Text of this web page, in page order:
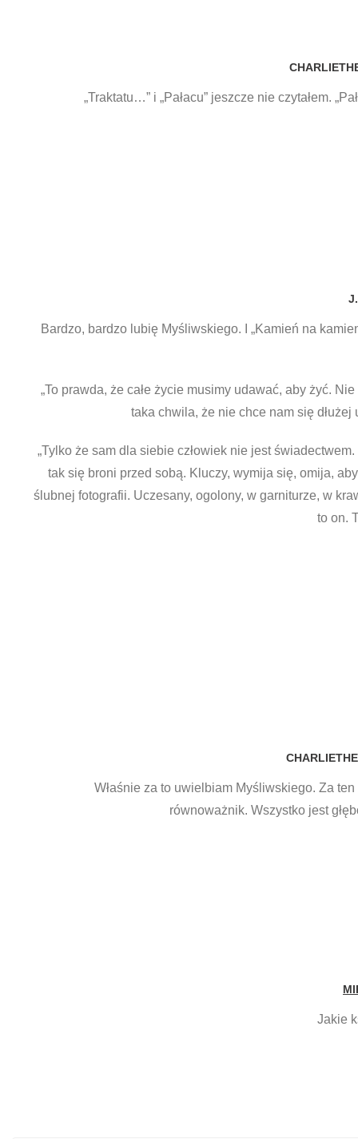
„Traktatu…” i „Pałacu” jeszcze nie czytałem.
J.
Bardzo, bardzo lubię Myśliwskiego. I „Kamień na
„To prawda, że całe życie musimy udawać, aby żyć.
taka chwila, że nie chce nam się
„Tylko że sam dla siebie człowiek nie jest
tak się broni przed sobą. Kluczy, wymija się, omija,
ślubnej fotografii. Uczesany, ogolony, w garniturze, w
to on.
Właśnie za to uwielbiam Myśliwskiego. Za
równoważnik. Wszystko jest
Jakie